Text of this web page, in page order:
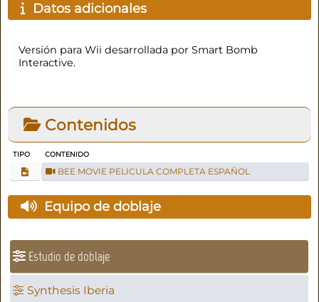
Datos adicionales
Versión para Wii desarrollada por Smart Bomb
Interactive.
Contenidos
TIPO CONTENIDO
BEE MOVIE PELICULA COMPLETA ESPAÑOL
Equipo de doblaje
Estudio de doblaje
Synthesis Iberia